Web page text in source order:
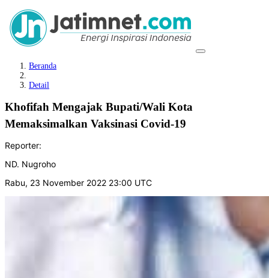
Beranda
Detail
Khofifah Mengajak Bupati/Wali Kota
Memaksimalkan Vaksinasi Covid-19
Reporter:
ND. Nugroho
Rabu, 23 November 2022 23:00 UTC